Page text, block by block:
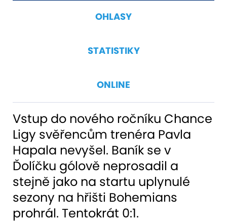
OHLASY
STATISTIKY
ONLINE
Vstup do nového ročníku Chance
Ligy svěřencům trenéra Pavla
Hapala nevyšel. Baník se v
Ďolíčku gólově neprosadil a
stejně jako na startu uplynulé
sezony na hřišti Bohemians
prohrál. Tentokrát 0:1.